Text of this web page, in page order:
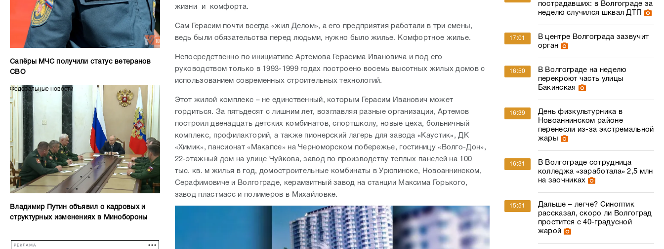
Сапёры МЧС получили статус ветеранов
СВО
Федеральные новости
Владимир Путин объявил о кадровых и
структурных изменениях в Минобороны
РЕКЛАМА
жизни и комфорта.
Сам Герасим почти всегда «жил Делом», а его предприятия работали в три смены,
ведь были обязательства перед людьми, нужно было жилье. Комфортное жилье.
Непосредственно по инициативе Артемова Герасима Ивановича и под его
руководством только в 1993-1999 годах построено восемь высотных жилых домов с
использованием современных строительных технологий.
Этот жилой комплекс – не единственный, которым Герасим Иванович может
гордиться. За пятьдесят с лишним лет, возглавляя разные организации, Артемов
построил двенадцать детских комбинатов, спортшколу, новые цеха, больничный
комплекс, профилакторий, а также пионерский лагерь для завода «Каустик», ДК
«Химик», пансионат «Макапсе» на Черноморском побережье, гостиницу «Волго-Дон»,
22-этажный дом на улице Чуйкова, завод по производству теплых панелей на 100
тыс. кв. м жилья в год, домостроительные комбинаты в Урюпинске, Новоаннинском,
Серафимовиче и Волгограде, керамзитный завод на станции Максима Горького,
завод пластмасс и полимеров в Михайловке.
пострадавших: в Волгограде за
неделю случился шквал ДТП
17:01
В центре Волгограда зазвучит
орган
16:50
В Волгограде на неделю
перекроют часть улицы
Бакинская
16:39
День физкультурника в
Новоаннинском районе
перенесли из-за экстремальной
жары
16:31
В Волгограде сотрудница
колледжа «заработала» 2,5 млн
на заочниках
15:51
Дальше – легче? Синоптик
рассказал, скоро ли Волгоград
простится с 40-градусной
жарой